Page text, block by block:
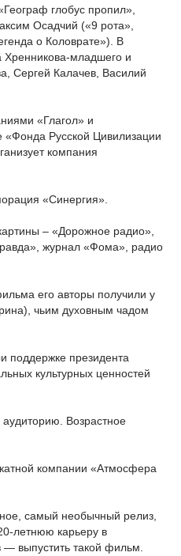
глобус пропил»,
Осадчий («9 рота»,
о Коловрате»). В
Хренникова-младшего и
Сергей Калачев, Василий
«Глагол» и
«Фонда Русской Цивилизации
компания
«Синергия».
– «Дорожное радио»,
журнал «Фома», радио
его авторы получили у
чьим духовным чадом
президента
культурных ценностей
Возрастное
компании «Атмосфера
самый необычный релиз,
летнюю карьеру в
выпустить такой фильм.